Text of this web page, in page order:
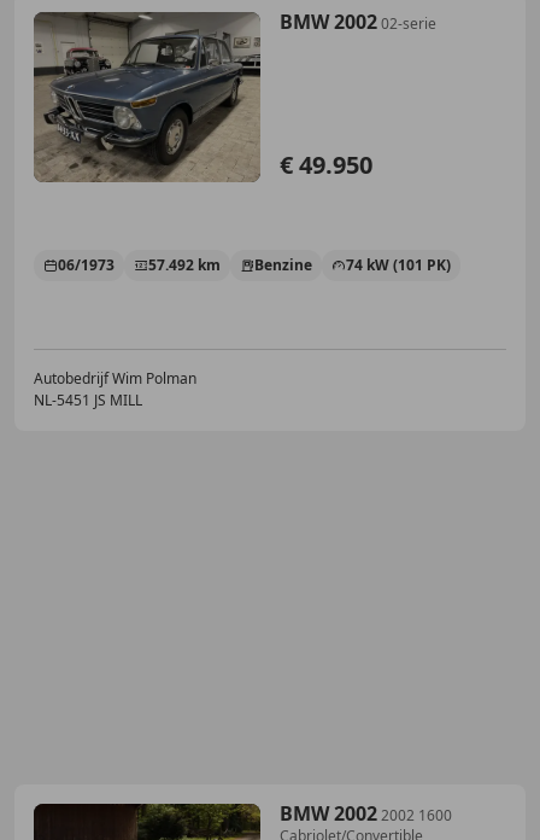
BMW 200202-serie
€ 49.950
06/1973 57.492 km Benzine 74 kW (101 PK)
Autobedrijf Wim Polman
NL-5451 JS MILL
BMW 20022002 1600
Cabriolet/Convertible